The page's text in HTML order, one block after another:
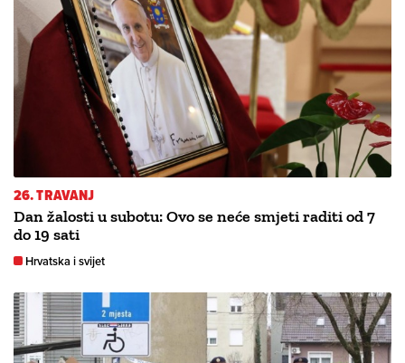
26. TRAVANJ
Dan žalosti u subotu: Ovo se neće smjeti raditi od 7
do 19 sati
Hrvatska i svijet